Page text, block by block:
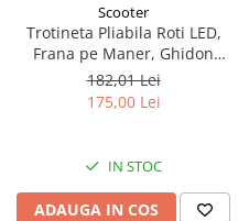
Scooter
Trotineta Pliabila Roti LED,
Frana pe Maner, Ghidon
Reglabil - Verde
182,01 Lei
175,00 Lei
IN STOC
ADAUGA IN COS